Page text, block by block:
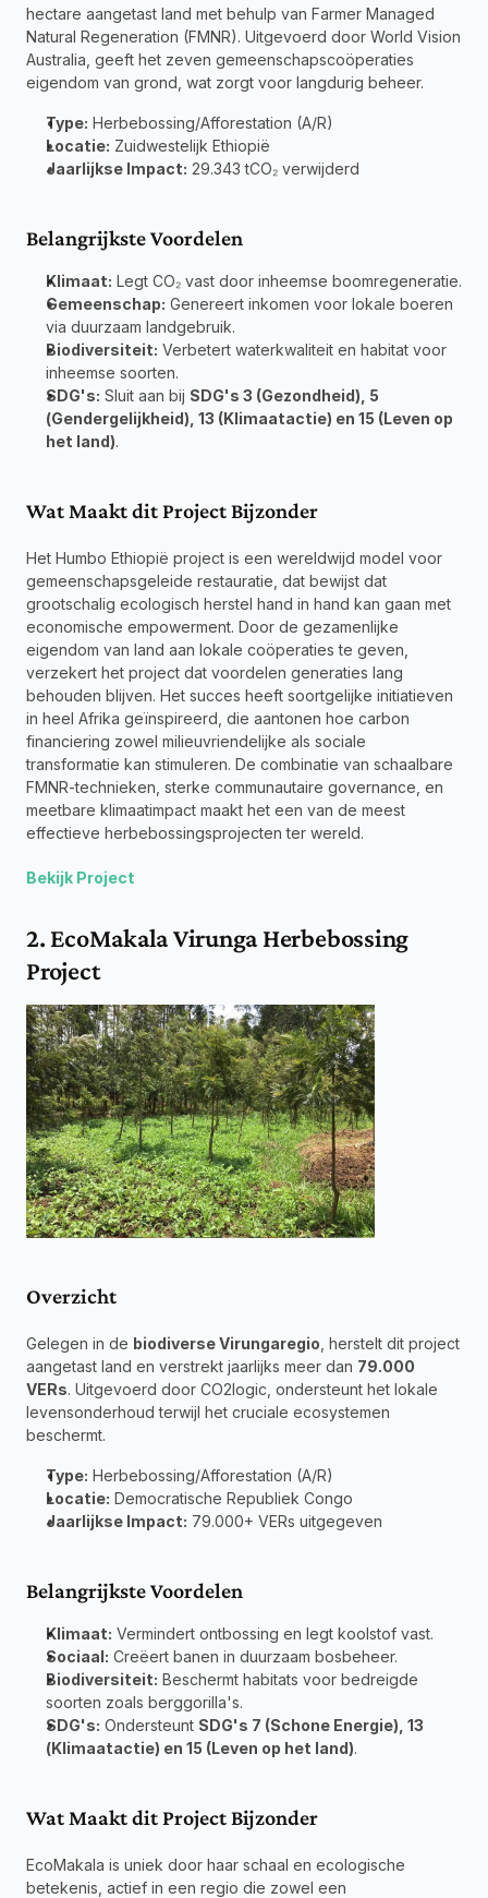
hectare aangetast land met behulp van Farmer Managed
Natural Regeneration (FMNR). Uitgevoerd door World Vision
Australia, geeft het zeven gemeenschapscoöperaties
eigendom van grond, wat zorgt voor langdurig beheer.
Type: Herbebossing/Afforestation (A/R)
Locatie: Zuidwestelijk Ethiopië
Jaarlijkse Impact: 29.343 tCO₂ verwijderd
Belangrijkste Voordelen
Klimaat: Legt CO₂ vast door inheemse boomregeneratie.
Gemeenschap: Genereert inkomen voor lokale boeren
via duurzaam landgebruik.
Biodiversiteit: Verbetert waterkwaliteit en habitat voor
inheemse soorten.
SDG's: Sluit aan bij SDG's 3 (Gezondheid), 5
(Gendergelijkheid), 13 (Klimaatactie) en 15 (Leven op
het land).
Wat Maakt dit Project Bijzonder
Het Humbo Ethiopië project is een wereldwijd model voor
gemeenschapsgeleide restauratie, dat bewijst dat
grootschalig ecologisch herstel hand in hand kan gaan met
economische empowerment. Door de gezamenlijke
eigendom van land aan lokale coöperaties te geven,
verzekert het project dat voordelen generaties lang
behouden blijven. Het succes heeft soortgelijke initiatieven
in heel Afrika geïnspireerd, die aantonen hoe carbon
financiering zowel milieuvriendelijke als sociale
transformatie kan stimuleren. De combinatie van schaalbare
FMNR-technieken, sterke communautaire governance, en
meetbare klimaatimpact maakt het een van de meest
effectieve herbebossingsprojecten ter wereld.
Bekijk Project
2. EcoMakala Virunga Herbebossing
Project
Overzicht
Gelegen in de biodiverse Virungaregio , herstelt dit project
aangetast land en verstrekt jaarlijks meer dan 79.000
VERs. Uitgevoerd door CO2logic, ondersteunt het lokale
levensonderhoud terwijl het cruciale ecosystemen
beschermt.
Type: Herbebossing/Afforestation (A/R)
Locatie: Democratische Republiek Congo
Jaarlijkse Impact: 79.000+ VERs uitgegeven
Belangrijkste Voordelen
Klimaat: Vermindert ontbossing en legt koolstof vast.
Sociaal: Creëert banen in duurzaam bosbeheer.
Biodiversiteit: Beschermt habitats voor bedreigde
soorten zoals berggorilla's.
SDG's: Ondersteunt SDG's 7 (Schone Energie), 13
(Klimaatactie) en 15 (Leven op het land).
Wat Maakt dit Project Bijzonder
EcoMakala is uniek door haar schaal en ecologische
betekenis, actief in een regio die zowel een